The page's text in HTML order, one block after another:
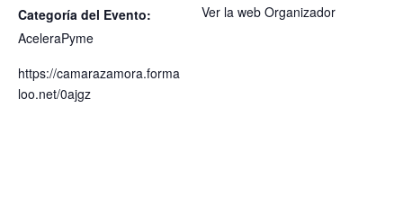
Categoría del Evento:
AceleraPyme
https://camarazamora.forma
loo.net/0ajgz
Ver la web Organizador